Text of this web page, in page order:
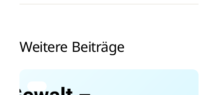
Weitere Beiträge